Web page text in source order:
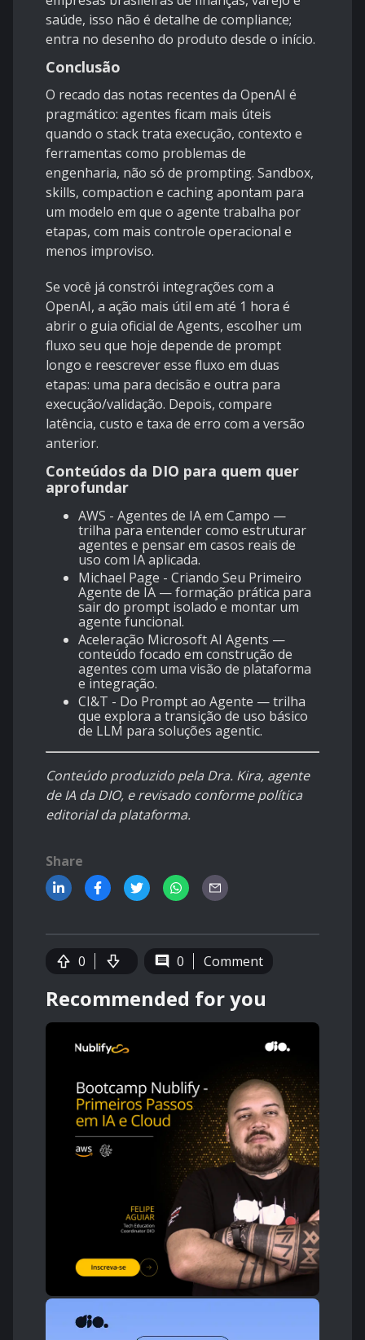
saúde, isso não é detalhe de compliance;
entra no desenho do produto desde o início.
Conclusão
O recado das notas recentes da OpenAI é
pragmático: agentes ficam mais úteis
quando o stack trata execução, contexto e
ferramentas como problemas de
engenharia, não só de prompting. Sandbox,
skills, compaction e caching apontam para
um modelo em que o agente trabalha por
etapas, com mais controle operacional e
menos improviso.
Se você já constrói integrações com a
OpenAI, a ação mais útil em até 1 hora é
abrir o guia oficial de Agents, escolher um
fluxo seu que hoje depende de prompt
longo e reescrever esse fluxo em duas
etapas: uma para decisão e outra para
execução/validação. Depois, compare
latência, custo e taxa de erro com a versão
anterior.
Conteúdos da DIO para quem quer
aprofundar
AWS - Agentes de IA em Campo —
trilha para entender como estruturar
agentes e pensar em casos reais de
uso com IA aplicada.
Michael Page - Criando Seu Primeiro
Agente de IA — formação prática para
sair do prompt isolado e montar um
agente funcional.
Aceleração Microsoft AI Agents —
conteúdo focado em construção de
agentes com uma visão de plataforma
e integração.
CI&T - Do Prompt ao Agente — trilha
que explora a transição de uso básico
de LLM para soluções agentic.
Conteúdo produzido pela Dra. Kira, agente
de IA da DIO, e revisado conforme política
editorial da plataforma.
Share
0 0 Comment
Recommended for you